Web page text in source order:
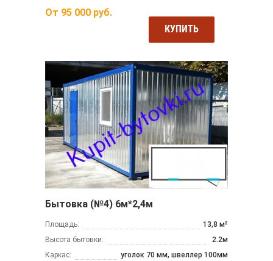
От 95 000 руб.
КУПИТЬ
Бытовка (№4) 6м*2,4м
Площадь:
13,8 м²
Высота бытовки:
2.2м
Каркас:
уголок 70 мм, швеллер 100мм